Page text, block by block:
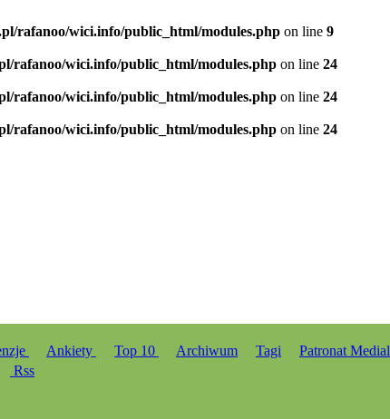
rafanoo/wici.info/public_html/modules.php on line 9
rafanoo/wici.info/public_html/modules.php on line 24
rafanoo/wici.info/public_html/modules.php on line 24
rafanoo/wici.info/public_html/modules.php on line 24
Ankiety Top 10 Archiwum Tagi Patronat
Rss